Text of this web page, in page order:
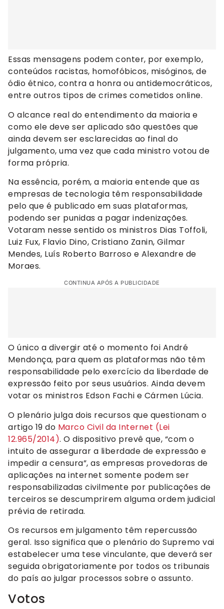
Essas mensagens podem conter, por exemplo,
conteúdos racistas, homofóbicos, misóginos, de
ódio étnico, contra a honra ou antidemocráticos,
entre outros tipos de crimes cometidos online.
O alcance real do entendimento da maioria e
como ele deve ser aplicado são questões que
ainda devem ser esclarecidas ao final do
julgamento, uma vez que cada ministro votou de
forma própria.
Na essência, porém, a maioria entende que as
empresas de tecnologia têm responsabilidade
pelo que é publicado em suas plataformas,
podendo ser punidas a pagar indenizações.
Votaram nesse sentido os ministros Dias Toffoli,
Luiz Fux, Flavio Dino, Cristiano Zanin, Gilmar
Mendes, Luís Roberto Barroso e Alexandre de
Moraes.
CONTINUA APÓS A PUBLICIDADE
O único a divergir até o momento foi André
Mendonça, para quem as plataformas não têm
responsabilidade pelo exercício da liberdade de
expressão feito por seus usuários. Ainda devem
votar os ministros Edson Fachi e Cármen Lúcia.
O plenário julga dois recursos que questionam o
artigo 19 do Marco Civil da Internet (Lei
12.965/2014). O dispositivo prevê que, “com o
intuito de assegurar a liberdade de expressão e
impedir a censura”, as empresas provedoras de
aplicações na internet somente podem ser
responsabilizadas civilmente por publicações de
terceiros se descumprirem alguma ordem judicial
prévia de retirada.
Os recursos em julgamento têm repercussão
geral. Isso significa que o plenário do Supremo vai
estabelecer uma tese vinculante, que deverá ser
seguida obrigatoriamente por todos os tribunais
do país ao julgar processos sobre o assunto.
Votos